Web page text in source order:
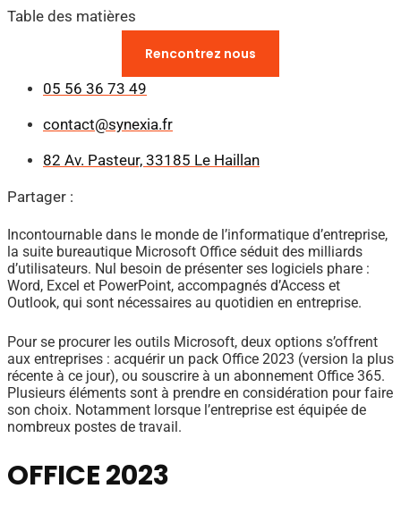
Table des matières
Vous avez des questions ?​
Rencontrez nous
05 56 36 73 49
contact@synexia.fr
82 Av. Pasteur, 33185 Le Haillan
Partager :
Incontournable dans le monde de l’informatique d’entreprise,
la suite bureautique Microsoft Office séduit des milliards
d’utilisateurs. Nul besoin de présenter ses logiciels phare :
Word, Excel et PowerPoint, accompagnés d’Access et
Outlook, qui sont nécessaires au quotidien en entreprise.
Pour se procurer les outils Microsoft, deux options s’offrent
aux entreprises : acquérir un pack Office 2023 (version la plus
récente à ce jour), ou souscrire à un abonnement Office 365.
Plusieurs éléments sont à prendre en considération pour faire
son choix. Notamment lorsque l’entreprise est équipée de
nombreux postes de travail.
OFFICE 2023